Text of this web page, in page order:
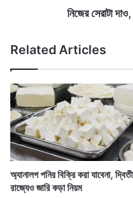
র
লে
ন
সা
ধু
বা
বা
কে
ব
ল
লে
ন
স্বা
মী
র
বা
র্ট
নিজের সেরাটা
Related Articles
অ্যানালগ পনির বিক্রি করা যাবেনা,
রাজ্যেও জারি কড়া নিয়ম